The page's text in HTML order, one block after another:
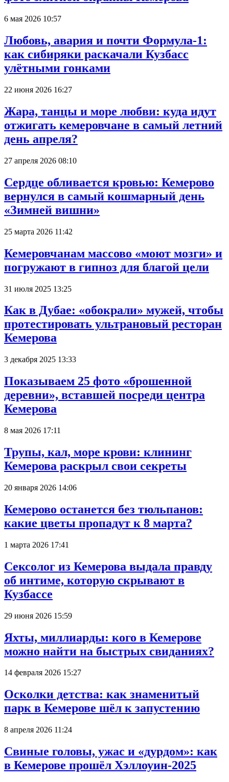
6 мая 2026 10:57
Любовь, авария и почти Формула-1:
как сибиряки раскачали Кузбасс
улётными гонками
22 июня 2026 16:27
Жара, танцы и море любви: куда идут
отжигать кемеровчане в самый летний
день апреля?
27 апреля 2026 08:10
Сердце обливается кровью: Кемерово
вернулся в самый кошмарный день
«Зимней вишни»
25 марта 2026 11:42
Кемеровчанам массово «моют мозги» и
погружают в гипноз для благой цели
31 июля 2025 13:25
Как в Дубае: «обокрали» мужей, чтобы
протестировать ультрановый ресторан
Кемерова
3 декабря 2025 13:33
Показываем 25 фото «брошенной
деревни», вставшей посреди центра
Кемерова
8 мая 2026 17:11
Трупы, кал, море крови: клининг
Кемерова раскрыл свои секреты
20 января 2026 14:06
Кемерово останется без тюльпанов:
какие цветы пропадут к 8 марта?
1 марта 2026 17:41
Сексолог из Кемерова выдала правду
об интиме, которую скрывают в
Кузбассе
29 июня 2026 15:59
Яхты, миллиарды: кого в Кемерове
можно найти на быстрых свиданиях?
14 февраля 2026 15:27
Осколки детства: как знаменитый
парк в Кемерове шёл к запустению
8 апреля 2026 11:24
Свиные головы, ужас и «дурдом»: как
в Кемерове прошёл Хэллоуин-2025